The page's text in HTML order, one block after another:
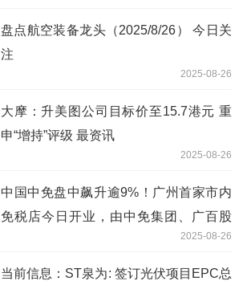
盘点航空装备龙头（2025/8/26） 今日关
注
2025-08-26
大摩：升美图公司目标价至15.7港元 重
申“增持”评级 最资讯
2025-08-26
中国中免盘中飙升逾9%！广州首家市内
免税店今日开业，由中免集团、广百股
份、岭南控股和白云机场联合打造|焦点
速看
2025-08-26
当前信息：ST泉为: 签订光伏项目EPC总